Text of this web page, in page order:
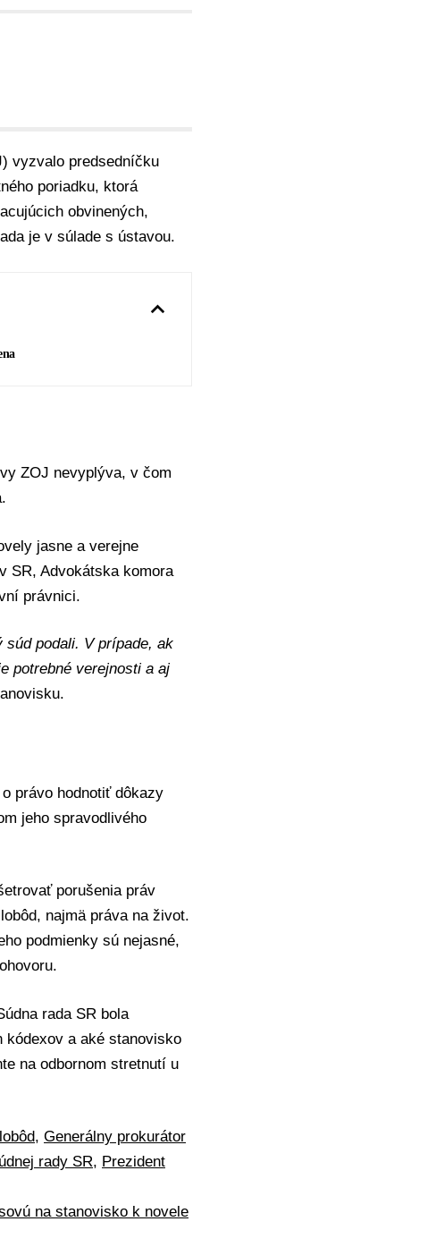
vyzvalo predsedníčku
poriadku, ktorá
obvinených,
je v súlade s ústavou.
ZOJ nevyplýva, v čom
jasne a verejne
SR, Advokátska komora
právnici.
súd podali. V prípade, ak
potrebné verejnosti a aj
právo hodnotiť dôkazy
jeho spravodlivého
porušenia práv
, najmä práva na život.
podmienky sú nejasné,
rada SR bola
kódexov a aké stanovisko
na odbornom stretnutí u
, Generálny prokurátor
rady SR, Prezident
na stanovisko k novele